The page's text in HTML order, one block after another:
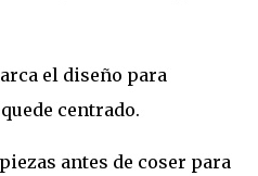
el diseño para
centrado.
antes de coser para